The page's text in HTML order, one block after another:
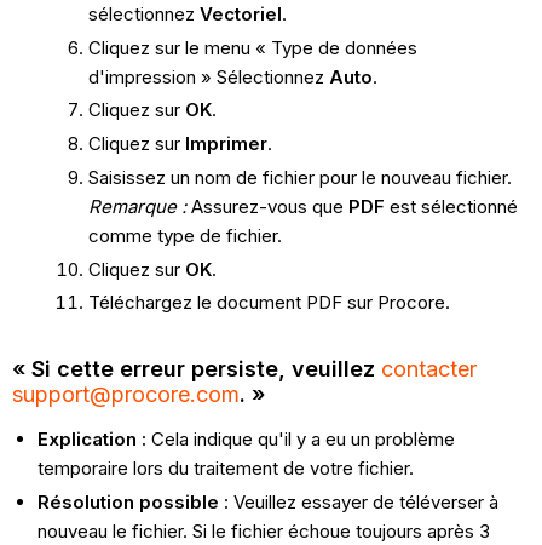
sélectionnezVectoriel.
Cliquez sur le menu « Type de données
d'impression » Sélectionnez Auto.
Cliquez sur OK.
Cliquez sur Imprimer.
Saisissez un nom de fichier pour le nouveau fichier.
Remarque :Assurez-vous que PDF est sélectionné
comme type de fichier.
Cliquez sur OK.
Téléchargez le document PDF sur Procore.
« Si cette erreur persiste, veuillez contacter
support@procore.com. »
Explication : Cela indique qu'il y a eu un problème
temporaire lors du traitement de votre fichier.
Résolution possible :Veuillez essayer de téléverser à
nouveau le fichier. Si le fichier échoue toujours après 3